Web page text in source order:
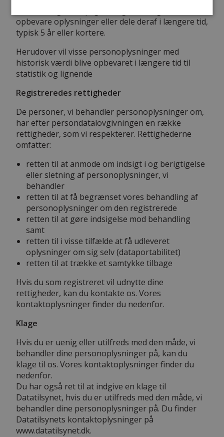
opbevare oplysninger eller dele deraf i længere tid,
typisk 5 år eller kortere.
Herudover vil visse personoplysninger med
historisk værdi blive opbevaret i længere tid til
statistik og lignende
Registreredes rettigheder
De personer, vi behandler personoplysninger om,
har efter persondatalovgivningen en række
rettigheder, som vi respekterer. Rettighederne
omfatter:
retten til at anmode om indsigt i og berigtigelse
eller sletning af personoplysninger, vi
behandler
retten til at få begrænset vores behandling af
personoplysninger om den registrerede
retten til at gøre indsigelse mod behandling
samt
retten til i visse tilfælde at få udleveret
oplysninger om sig selv (dataportabilitet)
retten til at trække et samtykke tilbage
Hvis du som registreret vil udnytte dine
rettigheder, kan du kontakte os. Vores
kontaktoplysninger finder du nedenfor.
Klage
Hvis du er uenig eller utilfreds med den måde, vi
behandler dine personoplysninger på, kan du
klage til os. Vores kontaktoplysninger finder du
nedenfor.
Du har også ret til at indgive en klage til
Datatilsynet, hvis du er utilfreds med den måde, vi
behandler dine personoplysninger på. Du finder
Datatilsynets kontaktoplysninger på
www.datatilsynet.dk.